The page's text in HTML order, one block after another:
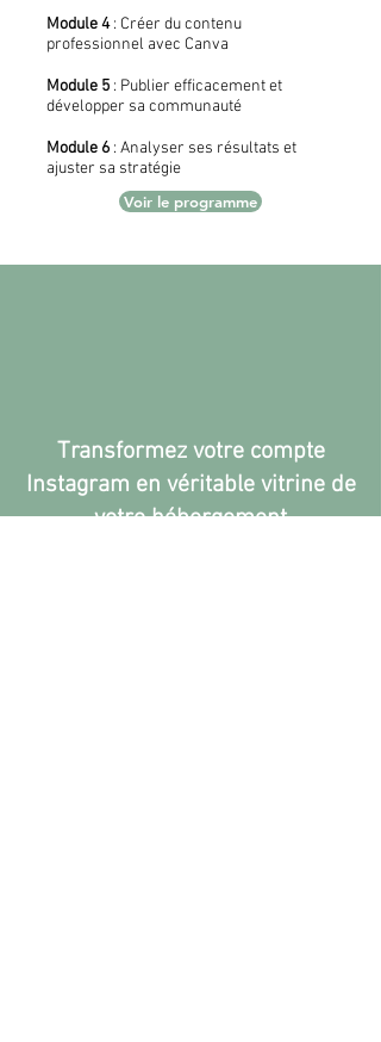
Module 4: Créer du contenu
professionnel avec Canva
Module 5 : Publier efficacement et
développer sa communauté
Module 6 : Analyser ses résultats et
ajuster sa stratégie
Voir le programme
Transformez votre compte
Instagram en véritable vitrine de
votre hébergement